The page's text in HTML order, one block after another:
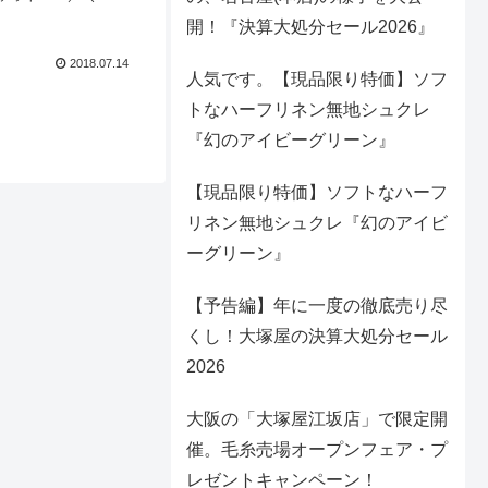
2018.07.14
開！『決算大処分セール2026』
人気です。【現品限り特価】ソフ
トなハーフリネン無地シュクレ
『幻のアイビーグリーン』
【現品限り特価】ソフトなハーフ
リネン無地シュクレ『幻のアイビ
ーグリーン』
【予告編】年に一度の徹底売り尽
くし！大塚屋の決算大処分セール
2026
大阪の「大塚屋江坂店」で限定開
催。毛糸売場オープンフェア・プ
レゼントキャンペーン！